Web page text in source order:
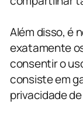
Além disso, é
exatamente
consentir o
consiste em
privacidade